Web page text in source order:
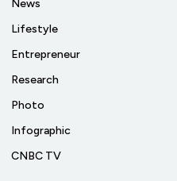
News
Lifestyle
Entrepreneur
Research
Photo
Infographic
CNBC TV